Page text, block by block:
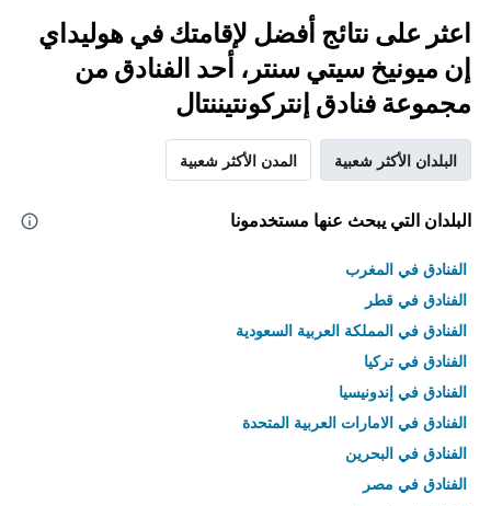
اعثر على نتائج أفضل لإقامتك في هوليداي
إن ميونيخ سيتي سنتر، أحد الفنادق من
مجموعة فنادق إنتركونتيننتال
البلدان الأكثر شعبية المدن الأكثر شعبية
البلدان التي يبحث عنها مستخدمونا
الفنادق في المغرب
الفنادق في قطر
الفنادق في المملكة العربية السعودية
الفنادق في تركيا
الفنادق في إندونيسيا
الفنادق في الامارات العربية المتحدة
الفنادق في البحرين
الفنادق في مصر